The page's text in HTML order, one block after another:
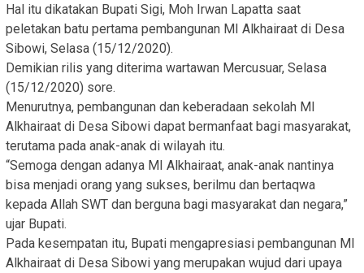
Hal itu dikatakan Bupati Sigi, Moh Irwan Lapatta saat
peletakan batu pertama pembangunan MI Alkhairaat di Desa
Sibowi, Selasa (15/12/2020).
Demikian rilis yang diterima wartawan Mercusuar, Selasa
(15/12/2020) sore.
Menurutnya, pembangunan dan keberadaan sekolah MI
Alkhairaat di Desa Sibowi dapat bermanfaat bagi masyarakat,
terutama pada anak-anak di wilayah itu.
“Semoga dengan adanya MI Alkhairaat, anak-anak nantinya
bisa menjadi orang yang sukses, berilmu dan bertaqwa
kepada Allah SWT dan berguna bagi masyarakat dan negara,”
ujar Bupati.
Pada kesempatan itu, Bupati mengapresiasi pembangunan MI
Alkhairaat di Desa Sibowi yang merupakan wujud dari upaya